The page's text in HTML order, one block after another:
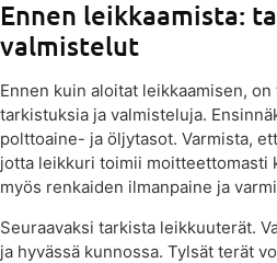
Ennen leikkaamista:
valmistelut
Ennen kuin aloitat leikkaamisen,
tarkistuksia ja valmisteluja.
polttoaine- ja öljytasot. Varmista,
jotta leikkuri toimii moitteettomasti
myös renkaiden ilmanpaine ja
Seuraavaksi tarkista leikkuuterät.
ja hyvässä kunnossa. Tylsät terät